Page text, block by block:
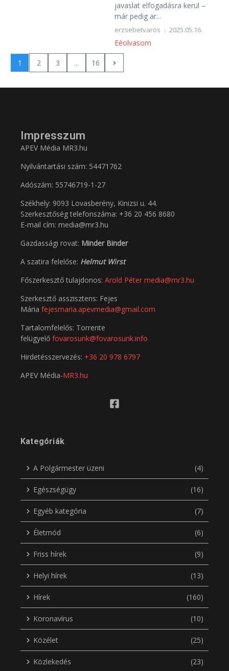
javaslat elfogadásra kerül –
már pedig ar...
erzsebetvaros 2025.05.16.
Eéolvasom
1 2 3 ... 16
Impresszum
APEV Média MR3.hu
Nyilvántartási szám: 54471762
Adószám: 55746719-1-27
Székhely: 9093 Lovasberény, Kinizsi u. 44.
Szerkesztőség telefonszáma: +36 20 456 8680
E-mail cím: media@mr3.hu
Gazdassági rovat: Minder Binder
A szatira felelőse: Helmut Wirst
Főszerkesztő tulajdonos: Arold Péter media@mr3.hu
Szerkesztő asszisztens: Fejes
Mária fejesmaria.apevmedia@gmail.com
Tartalomfelelős: Torrente
felügyelő fovarosunk@fovarosunk.info
Hirdetésszervezés: +36 20 978 6797
APEV Média-MR3.hu
Kategóriák
A Polgármester üzeni (4)
Egészségügy (16)
Egyéb kategória (7)
Életmód (6)
Friss hírek (9)
Helyi hírek (13)
Hírek (160)
Koronavírus (10)
Közélet (25)
Közlekedés (23)